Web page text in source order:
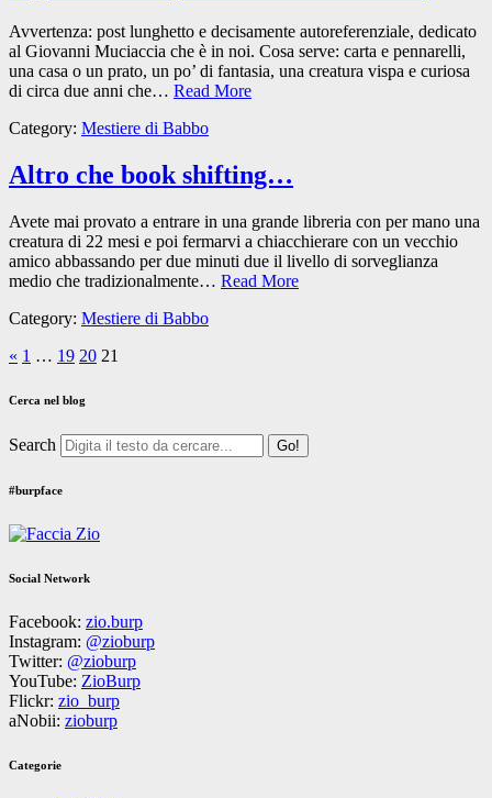
Avvertenza: post lunghetto e decisamente autoreferenziale, dedicato
al Giovanni Muciaccia che è in noi. Cosa serve: carta e pennarelli,
una casa o un prato, un po’ di fantasia, una creatura vispa e curiosa
di circa due anni che… Read More
Category: Mestiere di Babbo
Altro che book shifting…
Avete mai provato a entrare in una grande libreria con per mano una
creatura di 22 mesi e poi fermarvi a chiacchierare con un vecchio
amico abbassando per due minuti due il livello di sorveglianza
medio che tradizionalmente… Read More
Category: Mestiere di Babbo
« 1 … 19 20 21
Cerca nel blog
Search
#burpface
Social Network
Facebook: zio.burp
Instagram: @zioburp
Twitter: @zioburp
YouTube: ZioBurp
Flickr: zio_burp
aNobii: zioburp
Categorie